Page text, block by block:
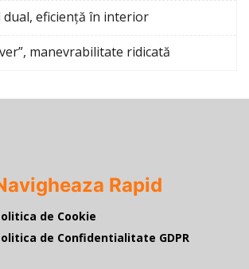
dual, eficiență în interior
manevrabilitate ridicată
Rapid
de Cookie
de Confidentialitate GDPR